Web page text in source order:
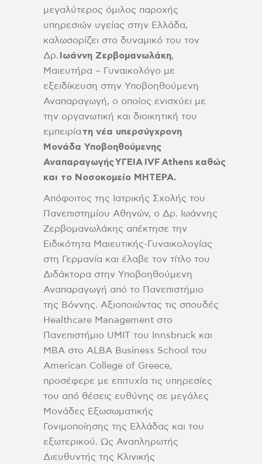
μεγαλύτερος όμιλος παροχής
υπηρεσιών υγείας στην Ελλάδα,
καλωσορίζει στο δυναμικό του τον
Δρ. Ιωάννη Ζερβομανωλάκη,
Μαιευτήρα – Γυναικολόγο με
εξειδίκευση στην Υποβοηθούμενη
Αναπαραγωγή, ο οποίος ενισχύει με
την οργανωτική και διοικητική του
εμπειρία τη νέα υπερσύγχρονη
Μονάδα Υποβοηθούμενης
ΑναπαραγωγήςΥΓΕΙΑ IVFAthens καθώς
και το Νοσοκομείο ΜΗΤΕΡΑ.
Απόφοιτος της Ιατρικής Σχολής του
Πανεπιστημίου Αθηνών, ο Δρ. Ιωάννης
Ζερβομανωλάκης απέκτησε την
Ειδικότητα Μαιευτικής-Γυναικολογίας
στη Γερμανία και έλαβε τον τίτλο του
Διδάκτορα στην Υποβοηθούμενη
Αναπαραγωγή από το Πανεπιστήμιο
της Βόννης. Αξιοποιώντας τις σπουδές
Healthcare Management στο
Πανεπιστήμιο UMIT του Innsbruck και
MBA στο ALBA Business School του
American College of Greece,
προσέφερε με επιτυχία τις υπηρεσίες
του από θέσεις ευθύνης σε μεγάλες
Μονάδες Εξωσωματικής
Γονιμοποίησης της Ελλάδας και του
εξωτερικού. Ως Αναπληρωτής
Διευθυντής της Κλινικής